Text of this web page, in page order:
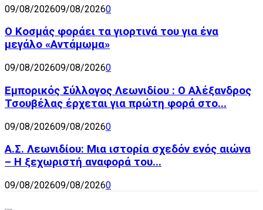
09/08/202609/08/20260
Ο Κοσμάς φοράει τα γιορτινά του για ένα
μεγάλο «Αντάμωμα»
09/08/202609/08/20260
Εμπορικός Σύλλογος Λεωνιδίου : Ο Αλέξανδρος
Τσουβέλας έρχεται για πρώτη φορά στο...
09/08/202609/08/20260
Α.Σ. Λεωνιδίου: Μια ιστορία σχεδόν ενός αιώνα
– Η ξεχωριστή αναφορά του...
09/08/202609/08/20260